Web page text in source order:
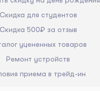
Скидка для студентов
Скидка 500₽ за отзыв
уцененных товаров
Ремонт устройств
приема в трейд-ин